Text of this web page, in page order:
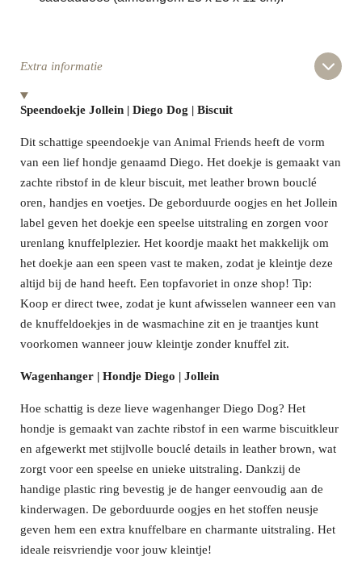
Extra informatie
Speendoekje Jollein | Diego Dog | Biscuit
Dit schattige speendoekje van Animal Friends heeft de vorm
van een lief hondje genaamd Diego. Het doekje is gemaakt van
zachte ribstof in de kleur biscuit, met leather brown bouclé
oren, handjes en voetjes. De geborduurde oogjes en het Jollein
label geven het doekje een speelse uitstraling en zorgen voor
urenlang knuffelplezier. Het koordje maakt het makkelijk om
het doekje aan een speen vast te maken, zodat je kleintje deze
altijd bij de hand heeft. Een topfavoriet in onze shop! Tip:
Koop er direct twee, zodat je kunt afwisselen wanneer een van
de knuffeldoekjes in de wasmachine zit en je traantjes kunt
voorkomen wanneer jouw kleintje zonder knuffel zit.
Wagenhanger | Hondje Diego | Jollein
Hoe schattig is deze lieve wagenhanger Diego Dog? Het
hondje is gemaakt van zachte ribstof in een warme biscuitkleur
en afgewerkt met stijlvolle bouclé details in leather brown, wat
zorgt voor een speelse en unieke uitstraling. Dankzij de
handige plastic ring bevestig je de hanger eenvoudig aan de
kinderwagen. De geborduurde oogjes en het stoffen neusje
geven hem een extra knuffelbare en charmante uitstraling. Het
ideale reisvriendje voor jouw kleintje!